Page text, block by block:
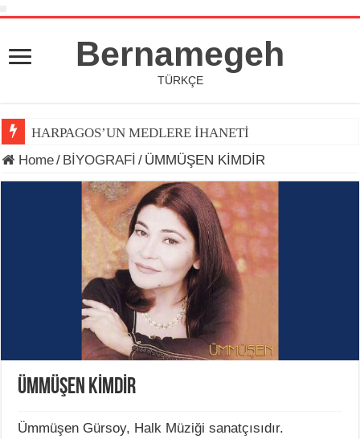
Bernamegeh
TÜRKÇE
HARPAGOS’UN MEDLERE İHANETİ
Home/ BİYOGRAFİ / ÜMMÜŞEN KİMDİR
ÜMMÜŞEN KİMDİR
Ümmüşen Gürsoy, Halk Müziği sanatçısıdır.